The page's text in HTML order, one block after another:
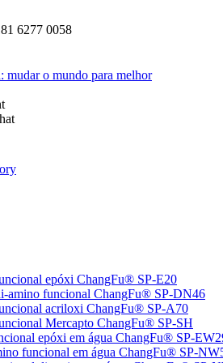
6277 0058
mudar o mundo para melhor
epóxi ChangFu® SP-E20
amino funcional ChangFu® SP-DN46
acriloxi ChangFu® SP-A70
Mercapto ChangFu® SP-SH
epóxi em água ChangFu® SP-
funcional em água ChangFu® SP-